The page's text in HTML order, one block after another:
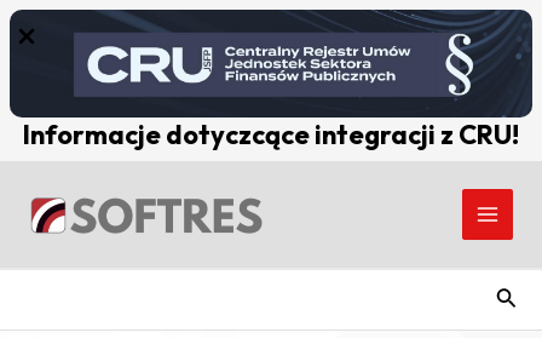
Informacje dotyczcące integracji z CRU!
Skip
Main
navigation